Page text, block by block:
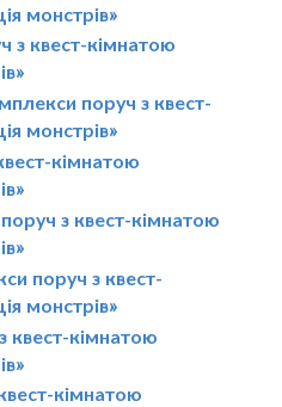
монстрів»
з квест-кімнатою
поруч з квест-
монстрів»
кімнатою
поруч з квест-кімнатою
поруч з квест-
монстрів»
квест-кімнатою
кімнатою